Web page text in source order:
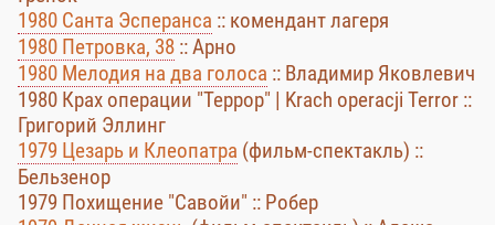
1980 Санта Эсперанса :: комендант лагеря
1980 Петровка, 38 :: Арно
1980 Мелодия на два голоса :: Владимир Яковлевич
1980 Крах операции "Террор" | Krach operacji Terror ::
Григорий Эллинг
1979 Цезарь и Клеопатра (фильм-спектакль) ::
Бельзенор
1979 Похищение "Савойи" :: Робер